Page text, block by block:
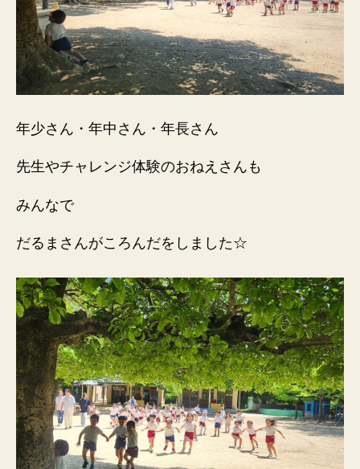
年少さん・年中さん・年長さん
先生やチャレンジ体験のおねえさんも
みんなで
だるまさんがころんだをしました☆